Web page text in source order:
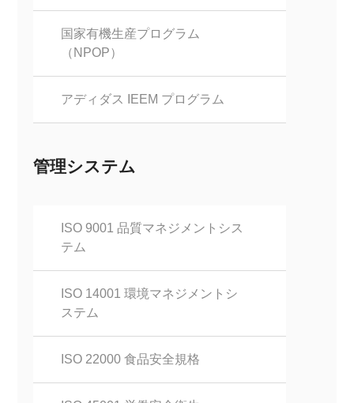
国家有機生産プログラム
（NPOP）
アディダス IEEM プログラム
管理システム
ISO 9001 品質マネジメントシス
テム
ISO 14001 環境マネジメントシ
ステム
ISO 22000 食品安全規格